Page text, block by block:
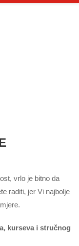
vrlo je bitno da
raditi, jer Vi najbolje
kurseva i stručnog